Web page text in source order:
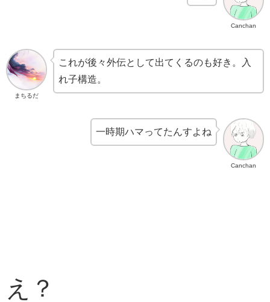
Canchan
まちるだ
これが後々外伝として出てくるのも好き。入
れ子構造。
Canchan
一時期ハマってたんすよね
え？